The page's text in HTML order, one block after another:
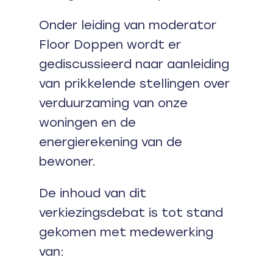
Onder leiding van moderator
Floor Doppen wordt er
gediscussieerd naar aanleiding
van prikkelende stellingen over
verduurzaming van onze
woningen en de
energierekening van de
bewoner.
De inhoud van dit
verkiezingsdebat is tot stand
gekomen met medewerking
van: